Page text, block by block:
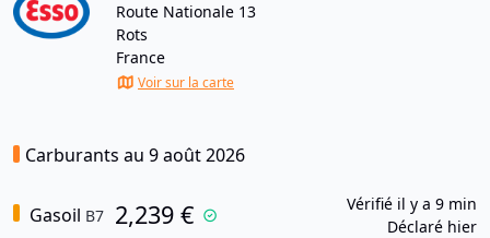
Route Nationale 13
Rots
France
Voir sur la carte
Carburants au 9 août 2026
Gasoil B7 2,239 €
Vérifié il y a 9 min
Déclaré hier